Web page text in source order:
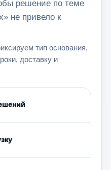
решение по теме
не привело к
тип основания,
доставку и